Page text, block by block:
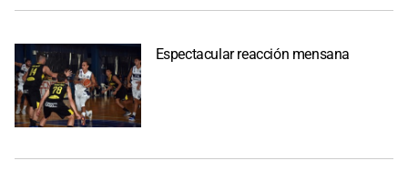
Espectacular reacción mensana